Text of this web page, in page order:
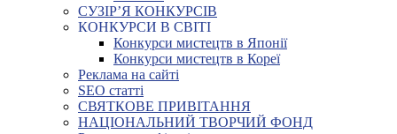
СУЗІР’Я КОНКУРСІВ
КОНКУРСИ В СВІТІ
Конкурси мистецтв в Японії
Конкурси мистецтв в Кореї
Реклама на сайті
SEO статті
СВЯТКОВЕ ПРИВІТАННЯ
НАЦІОНАЛЬНИЙ ТВОРЧИЙ ФОНД